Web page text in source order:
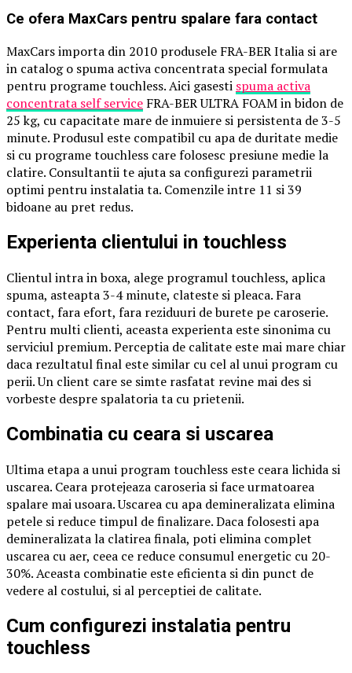
Ce ofera MaxCars pentru spalare fara contact
MaxCars importa din 2010 produsele FRA-BER Italia si are
in catalog o spuma activa concentrata special formulata
pentru programe touchless. Aici gasesti spuma activa
concentrata self service FRA-BER ULTRA FOAM in bidon de
25 kg, cu capacitate mare de inmuiere si persistenta de 3-5
minute. Produsul este compatibil cu apa de duritate medie
si cu programe touchless care folosesc presiune medie la
clatire. Consultantii te ajuta sa configurezi parametrii
optimi pentru instalatia ta. Comenzile intre 11 si 39
bidoane au pret redus.
Experienta clientului in touchless
Clientul intra in boxa, alege programul touchless, aplica
spuma, asteapta 3-4 minute, clateste si pleaca. Fara
contact, fara efort, fara reziduuri de burete pe caroserie.
Pentru multi clienti, aceasta experienta este sinonima cu
serviciul premium. Perceptia de calitate este mai mare chiar
daca rezultatul final este similar cu cel al unui program cu
perii. Un client care se simte rasfatat revine mai des si
vorbeste despre spalatoria ta cu prietenii.
Combinatia cu ceara si uscarea
Ultima etapa a unui program touchless este ceara lichida si
uscarea. Ceara protejeaza caroseria si face urmatoarea
spalare mai usoara. Uscarea cu apa demineralizata elimina
petele si reduce timpul de finalizare. Daca folosesti apa
demineralizata la clatirea finala, poti elimina complet
uscarea cu aer, ceea ce reduce consumul energetic cu 20-
30%. Aceasta combinatie este eficienta si din punct de
vedere al costului, si al perceptiei de calitate.
Cum configurezi instalatia pentru
touchless